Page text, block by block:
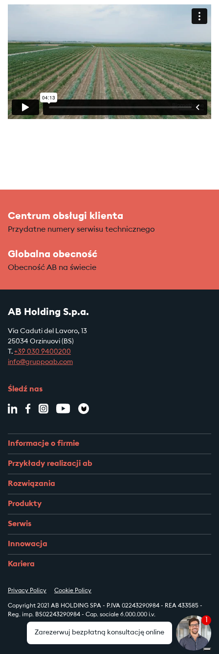
Centrum obsługi klienta
Przydatne numery serwisu technicznego
Globalna obecność
Obecność AB na świecie
AB Holding S.p.a.
Via Caduti del Lavoro, 13
25034 Orzinuovi (BS)
T. +39 030 9400200
info@gruppoab.com
Śledź nas
Informacje o firmie
Przykłady realizacji ab
Rozwiązania
Produkty
Serwis
Innowacja
Kariera
Privacy Policy Cookie Policy
Copyright 2021 AB HOLDING SPA - P.IVA 02243290984 - REA 433585 -
Reg. imp. BS02243290984 - Cap. sociale 6.000.000 i.v.
Zarezerwuj bezpłatną konsultację online